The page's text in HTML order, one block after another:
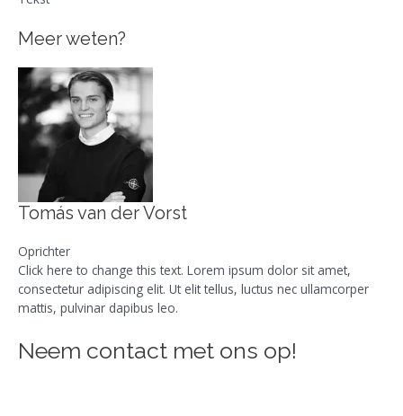
Meer weten?
Tomás van der Vorst
Oprichter
Click here to change this text. Lorem ipsum dolor sit amet,
consectetur adipiscing elit. Ut elit tellus, luctus nec ullamcorper
mattis, pulvinar dapibus leo.
Neem contact met ons op!